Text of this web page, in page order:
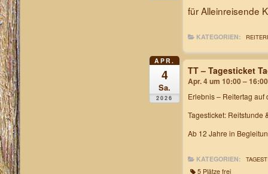
für Alleinreisende
KATEGORIEN:
APR.
4
Sa.
2026
TT – Tagesticket
Apr. 4 um 10:00 – 16:00
Erlebnis – Reitertag auf
Tagesticket: Reitstunde
Ab 12 Jahre in
KATEGORIEN:
5 Plätze frei